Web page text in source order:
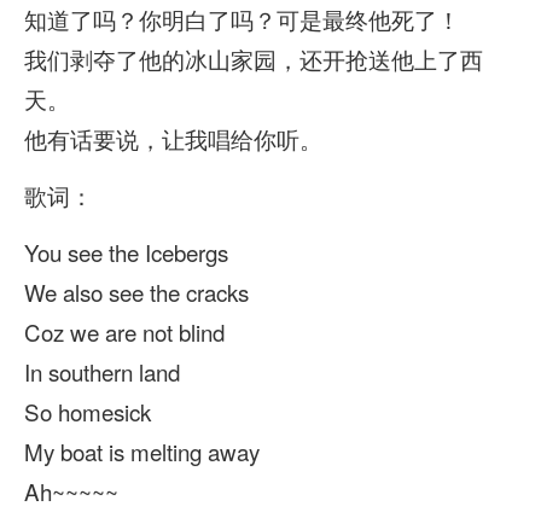
知道了吗？你明白了吗？可是最终他死了！
我们剥夺了他的冰山家园，还开抢送他上了西
天。
他有话要说，让我唱给你听。
歌词：
You see the Icebergs
We also see the cracks
Coz we are not blind
In southern land
So homesick
My boat is melting away
Ah~~~~~